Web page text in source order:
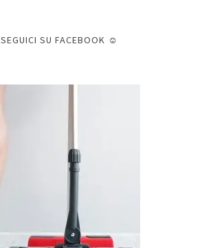
SEGUICI SU FACEBOOK ☺